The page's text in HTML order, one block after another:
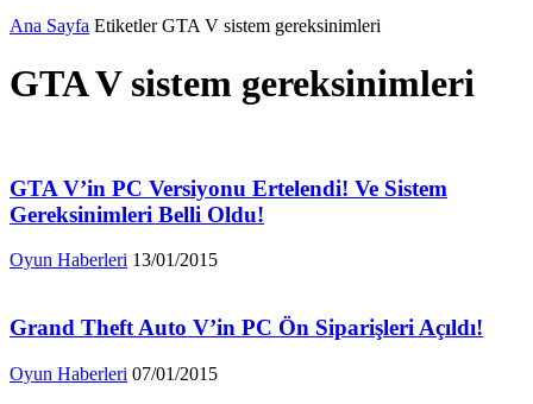
Ana Sayfa Etiketler GTA V sistem gereksinimleri
GTA V sistem gereksinimleri
GTA V’in PC Versiyonu Ertelendi! Ve Sistem
Gereksinimleri Belli Oldu!
Oyun Haberleri 13/01/2015
Grand Theft Auto V’in PC Ön Siparişleri Açıldı!
Oyun Haberleri 07/01/2015